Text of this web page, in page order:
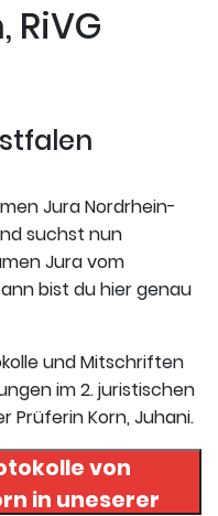
RiVG
Jura Nordrhein-
suchst nun
Jura vom
bist du hier genau
und Mitschriften
im 2. juristischen
Prüferin Korn, Juhani.
von
in uneserer